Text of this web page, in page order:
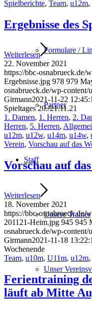
Formulare /
Partner
Staff
Unsere Trainer
Unser
Spielberichte, Team, u12m,
Ergebnisse des
Weiterlesen
22. November 2021
https://bbc-osnabrueck.de/
Ergebnisse.jpg 978 979
osnabrueck.de/wp-
Girmann2021-11-22
Spieltages 20./21.11.21
1. Damen, 1. Herren, 2.
Herren, 5. Herren,
u12m, u12w, u14m, u14w,
Verein, Vorschau auf das
Vorschau auf
Weiterlesen
18. November 2021
https://bbc-osnabrueck.de/
201121-Heim.jpg 945 945
osnabrueck.de/wp-
Girmann2021-11-18
Wochenende
Team, u10m, U11m, u12m,
Ferientraining
läuft ab Mitte